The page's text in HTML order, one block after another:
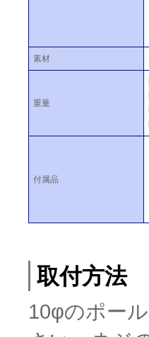
素材
重量
付属品
取付方法
10φのポー